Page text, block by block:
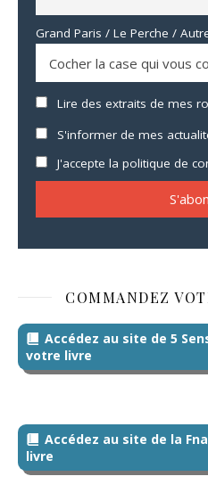
Grand Paris / Le Perche /
Lire des extraits de mes
S'informer de mes
J'accepte la politique de
COMMANDEZ
Accédez au site de 5
votre livre
Accédez au site de la
livre